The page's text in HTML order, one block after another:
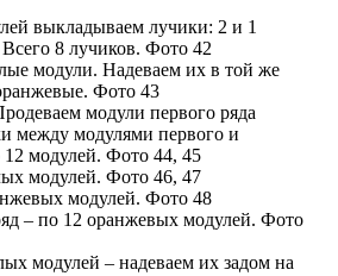
выкладываем лучики: 2 и 1
8 лучиков. Фото 42
модули. Надеваем их в той же
Фото 43
модули первого ряда
между модулями первого и
12 модулей. Фото 44, 45
модулей. Фото 46, 47
модулей. Фото 48
– по 12 оранжевых модулей. Фото
модулей – надеваем их задом на